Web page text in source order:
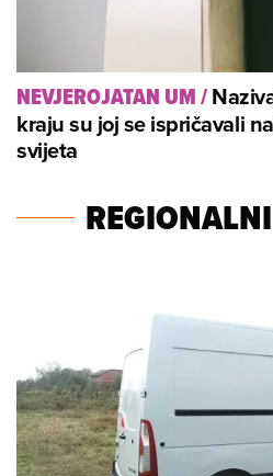
NEVJEROJATAN UM/
kraju su joj se ispričavali
svijeta